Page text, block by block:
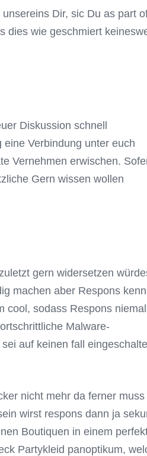
Dir, sic Du as part
dies wie geschmiert
Diskussion schnell
Verbindung unter euch
Vernehmen erwischen.
Gern wissen wollen
gern widersetzen
machen aber Respons
cool, sodass Respons
Malware-
auf keinen fall
nicht mehr da ferner muss
wirst respons dann ja
Boutiquen in einem
Partykleid panoptikum,